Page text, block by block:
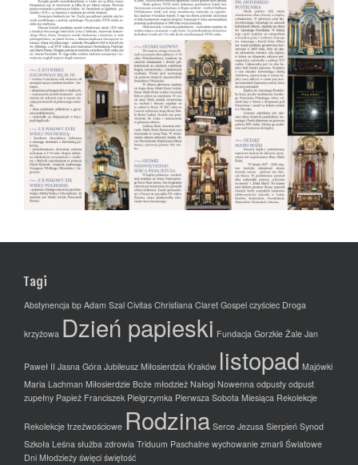
Tagi
Abstynencja bp Adam Szal Civitas Christiana Claret Gospel czyściec Droga
krzyżowa Dzień papieski Fundacja Gorzkie Żale Jan
Paweł II Jasna Góra Jubileusz Miłosierdzia Kraków listopad Majówki
Maria Lachman Miłosierdzie Boże młodzież Nałogi Nowenna odpusty odpust
zupełny Papież Franciszek Pielgrzymka Pierwsza Sobota Miesiąca Rekolekcje
Rekolekcje trzeźwościowe Rodzina Serce Jezusa Sierpień Synod
Szkoła Leśna służba zdrowia Triduum Paschalne wychowanie zmarli Światowe
Dni Młodzieży święci świętość